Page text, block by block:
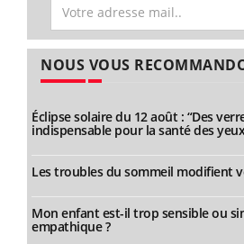
NOUS VOUS
Éclipse solaire du 12 août : “Des
indispensable pour la santé des
Les troubles du sommeil modifient
Mon enfant est-il trop sensible ou
empathique ?